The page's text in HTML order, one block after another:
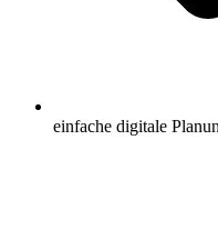
einfache digitale